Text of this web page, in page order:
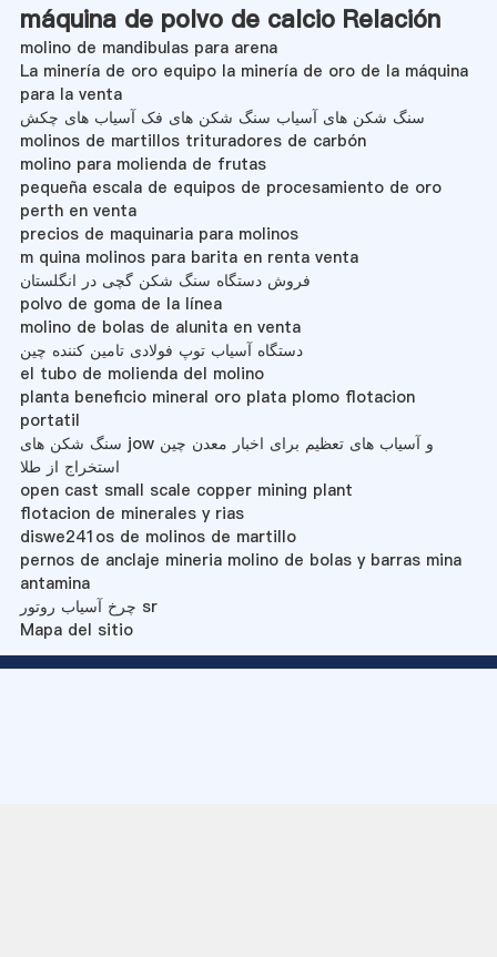
máquina de polvo de calcio Relación
molino de mandibulas para arena
La minería de oro equipo la minería de oro de la máquina
para la venta
سنگ شکن های آسیاب سنگ شکن های فک آسیاب های چکش
molinos de martillos trituradores de carbón
molino para molienda de frutas
pequeña escala de equipos de procesamiento de oro
perth en venta
precios de maquinaria para molinos
m quina molinos para barita en renta venta
فروش دستگاه سنگ شکن گچی در انگلستان
polvo de goma de la línea
molino de bolas de alunita en venta
دستگاه آسیاب توپ فولادی تامین کننده چین
el tubo de molienda del molino
planta beneficio mineral oro plata plomo flotacion
portatil
سنگ شکن های jow و آسیاب های تعظیم برای اخبار معدن چین
استخراج از طلا
open cast small scale copper mining plant
flotacion de minerales y rias
diswe241os de molinos de martillo
pernos de anclaje mineria molino de bolas y barras mina
antamina
چرخ آسیاب روتور sr
Mapa del sitio